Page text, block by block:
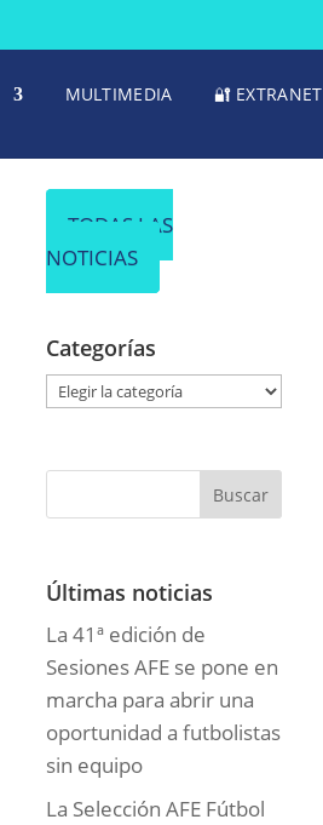
MULTIMEDIA 🔐 EXTRANET
TODAS LAS
NOTICIAS
Categorías
g
r
a
s
Últimas noticias
La 41ª edición de
Sesiones AFE se pone en
marcha para abrir una
oportunidad a futbolistas
sin equipo
La Selección AFE Fútbol